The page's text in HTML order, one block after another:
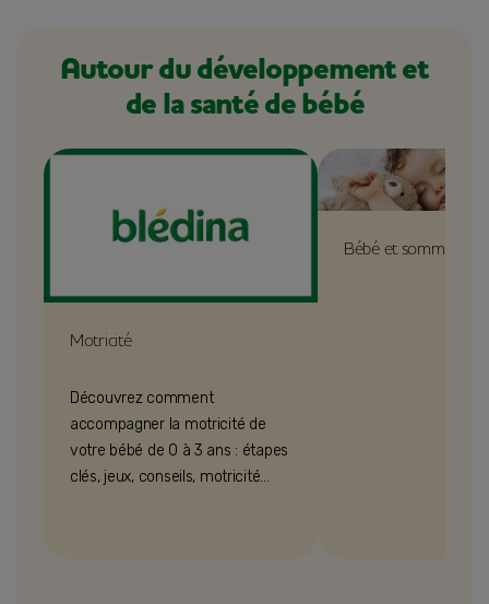
Autour du développement et
de la santé de bébé
Motricité
Découvrez comment
accompagner la motricité de
votre bébé de 0 à 3 ans : étapes
clés, jeux, conseils, motricité
Bébé et sommeil